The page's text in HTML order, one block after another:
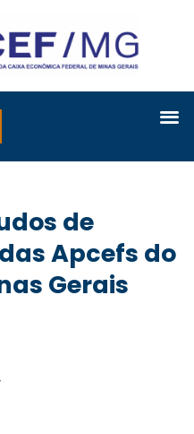
de
Apcefs do
Gerais